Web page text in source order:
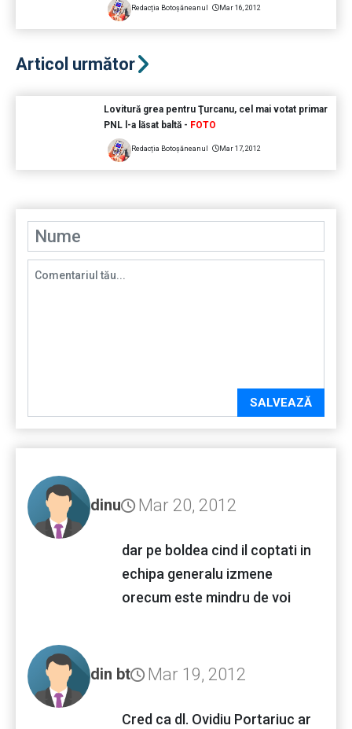
Redacția Botoșăneanul Mar 16, 2012
Articol următor
Lovitură grea pentru Ţurcanu, cel mai votat primar
PNL l-a lăsat baltă - FOTO
Redacția Botoșăneanul Mar 17, 2012
SALVEAZĂ
dinu Mar 20, 2012
dar pe boldea cind il coptati in
echipa generalu izmene
orecum este mindru de voi
din bt Mar 19, 2012
Cred ca dl. Ovidiu Portariuc ar